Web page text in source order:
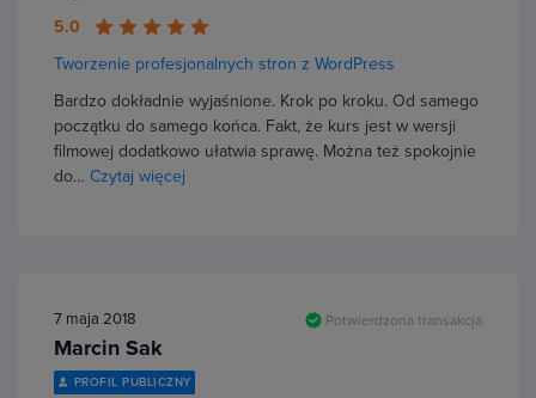
5.0
Tworzenie profesjonalnych stron z WordPress
Bardzo dokładnie wyjaśnione. Krok po kroku. Od samego
początku do samego końca. Fakt, że kurs jest w wersji
filmowej dodatkowo ułatwia sprawę. Można też spokojnie
do… Czytaj więcej
7 maja 2018 Potwierdzona transakcja
Marcin Sak
PROFIL PUBLICZNY